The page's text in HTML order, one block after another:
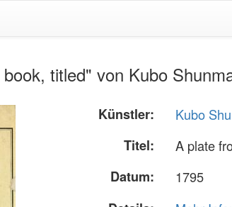
titled" von Kubo
Künstler:
Kubo
Titel:
A plate
Datum:
1795